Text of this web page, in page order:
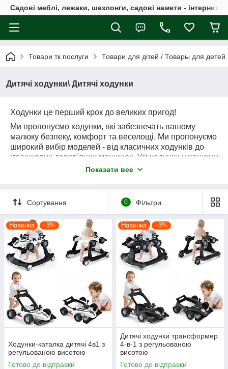
Садові меблі, лежаки, шезлонги, садові намети - інтернет-
Товари тк послуги Товари для дітей / Товары для детей
Дитячі ходунки\ Дитячі ходунки
Ходунки це перший крок до великих пригод!
Ми пропонуємо ходунки, які забезпечать вашому
малюку безпеку, комфорт та веселощі. Ми пропонуємо
широкий вибір моделей - від класичних ходунків до
іграшкових дерев'яних машинок. Усі ходунки у нашому
магазині допомагають дітям вчитися ходити та
унікальні ходунки та даруйте своїй дитині радість з
кожним кроком!
Показати все
Сортування 0 Фільтри
Новинка –3%
Ходунки-каталка дитячі 4в1 з
регульованою висотою
Готово до відправки
Новинка –3%
Дитячі ходунки трансформер
4-в-1 з регульованою
висотою
Готово до відправки